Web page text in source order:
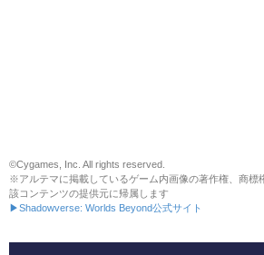
©Cygames, Inc. All rights reserved.
※アルテマに掲載しているゲーム内画像の著作権、商標
該コンテンツの提供元に帰属します
▶Shadowverse: Worlds Beyond公式サイト